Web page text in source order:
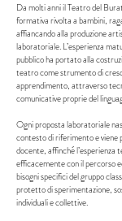
Da molti anni il Teatro del
formativa rivolta a bambini,
affiancando alla produzione
laboratoriale. L’esperienza
pubblico ha portato alla
teatro come strumento di
apprendimento, attraverso
comunicative proprie del
Ogni proposta laboratoriale
contesto di riferimento e viene
docente, affinché l’esperienza
efficacemente con il percorso
bisogni specifici del gruppo
protetto di sperimentazione,
individuali e collettive.